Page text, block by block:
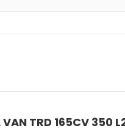
TRD 165CV 350